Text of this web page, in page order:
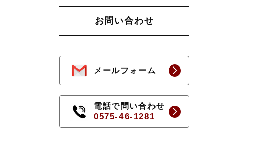
お問い合わせ
メールフォーム
電話で問い合わせ
0575-46-1281